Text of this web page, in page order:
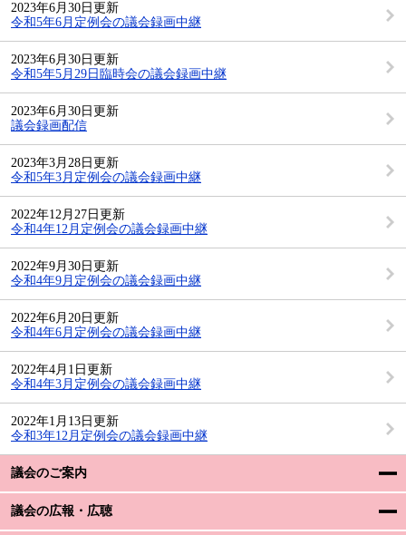
議会のご案内
議会の広報・広聴
2023年6月30日更新
令和5年6月定例会の議会録画中継
2023年6月30日更新
令和5年5月29日臨時会の議会録画中継
2023年6月30日更新
議会録画配信
2023年3月28日更新
令和5年3月定例会の議会録画中継
2022年12月27日更新
令和4年12月定例会の議会録画中継
2022年9月30日更新
令和4年9月定例会の議会録画中継
2022年6月20日更新
令和4年6月定例会の議会録画中継
2022年4月1日更新
令和4年3月定例会の議会録画中継
2022年1月13日更新
令和3年12月定例会の議会録画中継